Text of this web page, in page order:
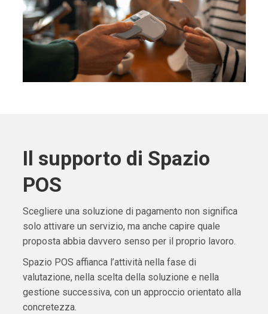
Il supporto di Spazio
POS
Scegliere una soluzione di pagamento non significa
solo attivare un servizio, ma anche capire quale
proposta abbia davvero senso per il proprio lavoro.
Spazio POS affianca l’attività nella fase di
valutazione, nella scelta della soluzione e nella
gestione successiva, con un approccio orientato alla
concretezza.